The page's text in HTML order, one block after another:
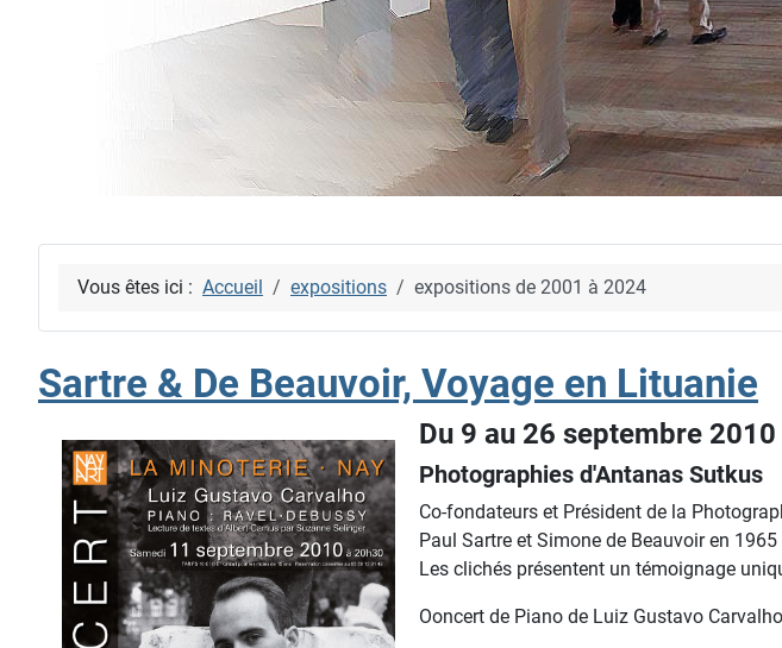
Vous êtes ici : Accueil expositions expositions de 2001 à 2024
Sartre & De Beauvoir, Voyage en Lituanie
Du 9 au 26 septembre 2010
Photographies d'Antanas Sutkus
Co-fondateurs et Président de la
Paul Sartre et Simone de Beauvoir en
Les clichés présentent un témoignage
Ooncert de Piano de Luiz Gustavo